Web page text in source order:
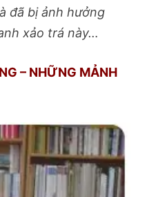
đã bị ảnh hưởng
xảo trá này…
– NHỮNG MẢNH